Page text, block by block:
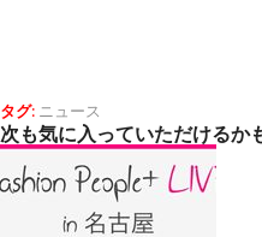
タグ: ニュース
次も気に入っていただけるか